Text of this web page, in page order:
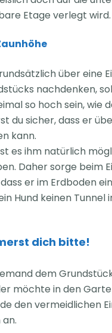
Etage verlegt wird.
über eine
nachdenken,
so hoch sein, wie
du sicher, dass er
kann.
es ihm natürlich
Daher sorge beim
er im Erdboden
Hund keinen Tunnel
dich bitte!
dem
möchte in den
den vermeidlichen